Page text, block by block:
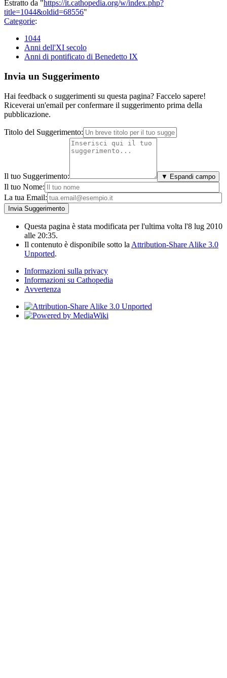
Estratto da "https://it.cathopedia.org/w/index.php?
title=1044&oldid=68556"
Categorie:
1044
Anni dell'XI secolo
Anni di pontificato di Benedetto IX
Invia un Suggerimento
Hai feedback o suggerimenti su questa pagina? Faccelo sapere!
Riceverai un'email per confermare il suggerimento prima della
pubblicazione.
Titolo del Suggerimento:
Il tuo Suggerimento: ▼ Espandi campo
Il tuo Nome:
La tua Email:
Questa pagina è stata modificata per l'ultima volta l'8 lug 2010
alle 20:35.
Il contenuto è disponibile sotto la Attribution-Share Alike 3.0
Unported.
Informazioni sulla privacy
Informazioni su Cathopedia
Avvertenza